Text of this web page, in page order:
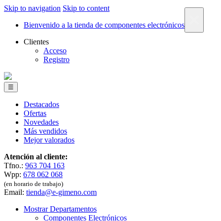
Skip to navigation Skip to content
Bienvenido a la tienda de componentes electrónicos
Clientes
Acceso
Registro
☰
Destacados
Ofertas
Novedades
Más vendidos
Mejor valorados
Atención al cliente:
Tfno.: 963 704 163
Wpp: 678 062 068
(en horario de trabajo)
Email: tienda@e-gimeno.com
Mostrar Departamentos
Componentes Electrónicos